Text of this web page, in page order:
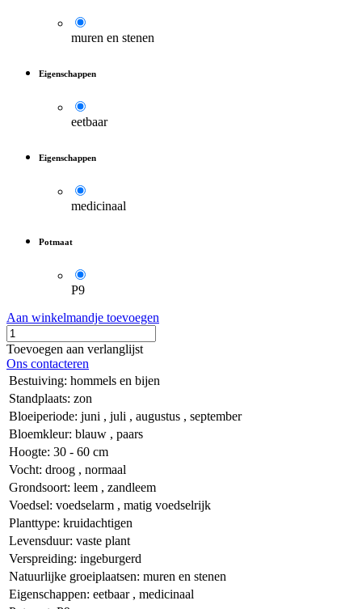
muren en stenen
Eigenschappen
eetbaar
Eigenschappen
medicinaal
Potmaat
P9
Aan winkelmandje toevoegen
Toevoegen aan verlanglijst
Ons contacteren
Bestuiving: hommels en bijen
Standplaats: zon
Bloeiperiode: juni , juli , augustus , september
Bloemkleur: blauw , paars
Hoogte: 30 - 60 cm
Vocht: droog , normaal
Grondsoort: leem , zandleem
Voedsel: voedselarm , matig voedselrijk
Planttype: kruidachtigen
Levensduur: vaste plant
Verspreiding: ingeburgerd
Natuurlijke groeiplaatsen: muren en stenen
Eigenschappen: eetbaar, medicinaal